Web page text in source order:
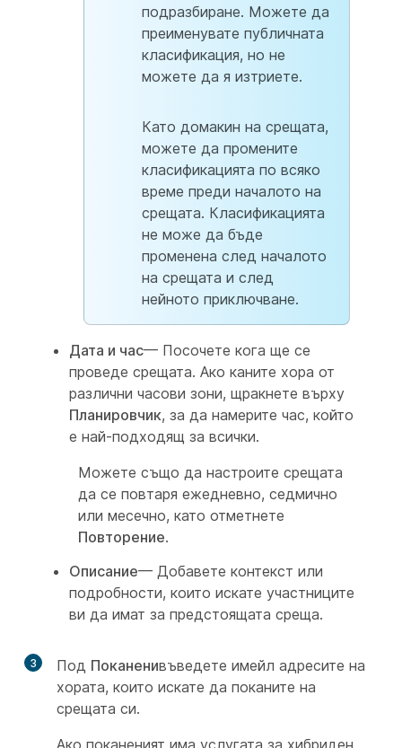
подразбиране. Можете да
преименувате публичната
класификация, но не
можете да я изтриете.
Като домакин на срещата,
можете да промените
класификацията по всяко
време преди началото на
срещата. Класификацията
не може да бъде
променена след началото
на срещата и след
нейното приключване.
Дата и час— Посочете кога ще се
проведе срещата. Ако каните хора от
различни часови зони, щракнете върху
Планировчик, за да намерите час, който
е най-подходящ за всички.
Можете също да настроите срещата
да се повтаря ежедневно, седмично
или месечно, като отметнете
Повторение.
Описание— Добавете контекст или
подробности, които искате участниците
ви да имат за предстоящата среща.
3 Под Поканенивъведете имейл адресите на
хората, които искате да поканите на
срещата си.
Ако поканеният има услугата за хибриден